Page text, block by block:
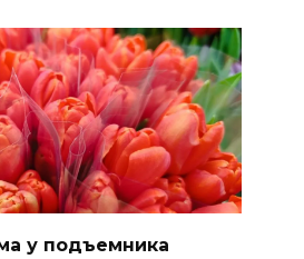
у подъемника